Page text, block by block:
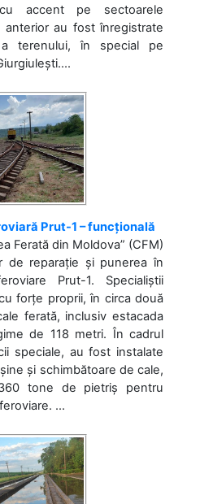
accent pe sectoarele
au fost înregistrate
terenului, în special pe
Prut-1 – funcțională
Ferată din Moldova” (CFM)
de reparație și punerea în
Prut-1. Specialiștii
forțe proprii, în circa două
ferată, inclusiv estacada
de 118 metri. În cadrul
speciale, au fost instalate
și schimbătoare de cale,
tone de pietriș pentru
...